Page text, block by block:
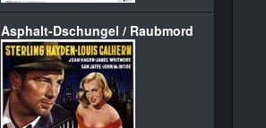
Asphalt-Dschungel / Raubmord